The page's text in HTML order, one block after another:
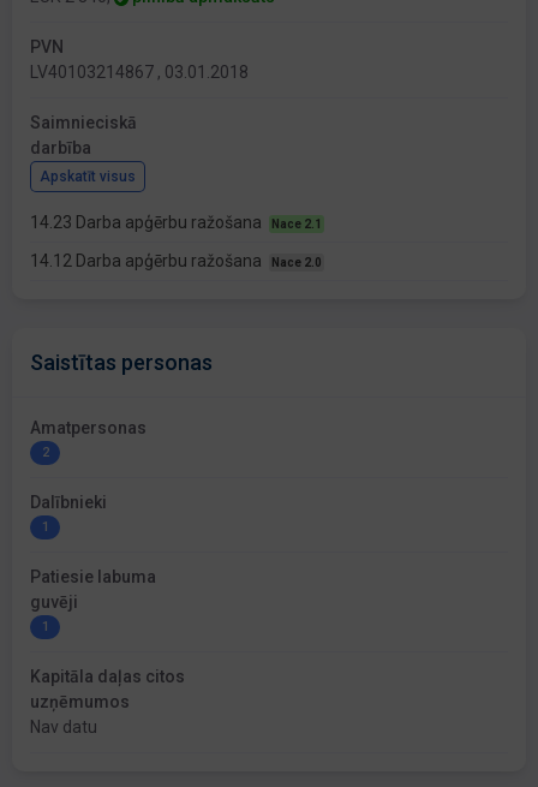
PVN
LV40103214867 , 03.01.2018
Saimnieciskā
darbība
Apskatīt visus
14.23 Darba apģērbu ražošana Nace 2.1
14.12 Darba apģērbu ražošana Nace 2.0
Saistītas personas
Amatpersonas
2
Dalībnieki
1
Patiesie labuma
guvēji
1
Kapitāla daļas citos
uzņēmumos
Nav datu